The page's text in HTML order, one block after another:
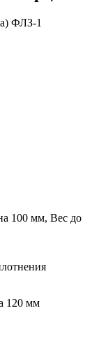
ФЛЗ-1
100 мм, Вес до
120 мм